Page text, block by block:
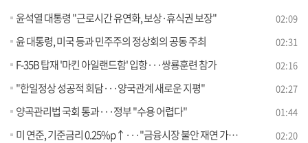
윤석열 대통령 "근로시간 유연화, 보상·휴식권 보장" 02:09
윤 대통령, 미국 등과 민주주의 정상회의 공동 주최 02:31
F-35B 탑재 '마킨 아일랜드함' 입항···쌍룡훈련 참가 02:16
"한일정상 성공적 회담···양국관계 새로운 지평" 02:27
양곡관리법 국회 통과···정부 "수용 어렵다" 01:44
미 연준, 기준금리 0.25%p↑···"금융시장 불안 재연 가능성" 02:20